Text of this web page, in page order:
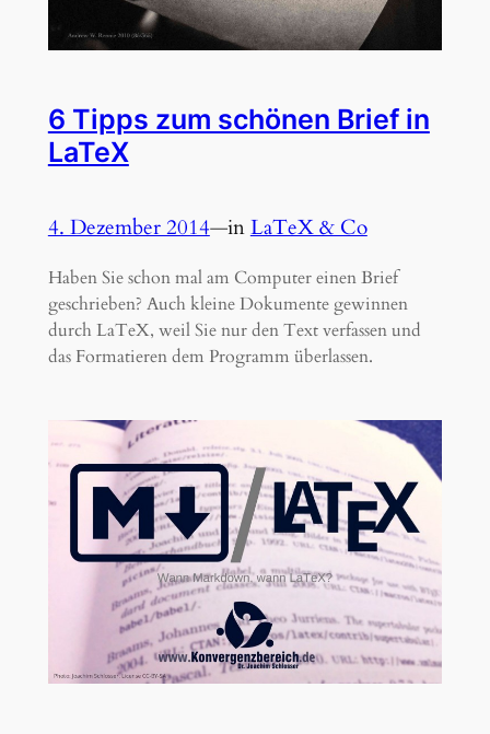
6 Tipps zum schönen Brief in
LaTeX
4. Dezember 2014—inLaTeX & Co
Haben Sie schon mal am Computer einen Brief
geschrieben? Auch kleine Dokumente gewinnen
durch LaTeX, weil Sie nur den Text verfassen und
das Formatieren dem Programm überlassen.